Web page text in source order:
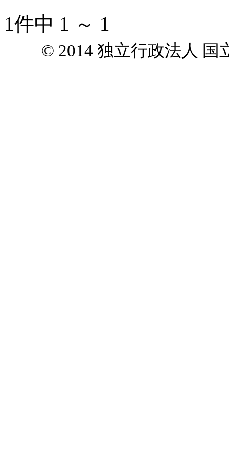
1件中 1 ～ 1
© 2014 独立行政法人 国